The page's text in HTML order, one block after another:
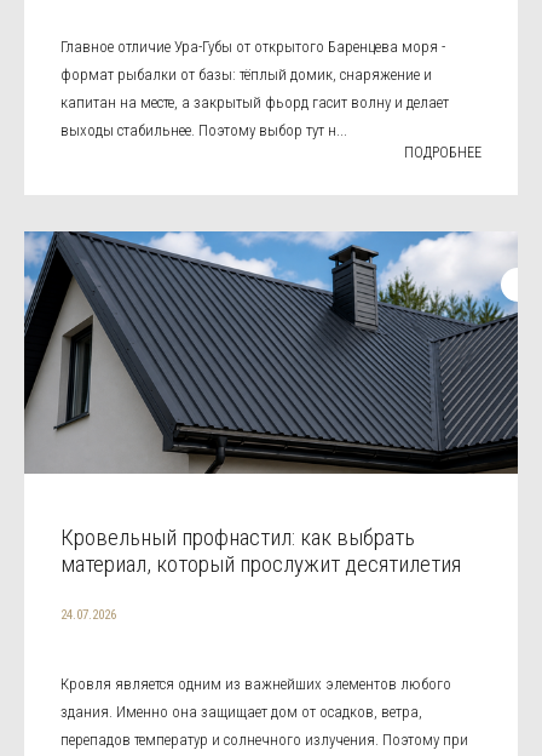
Главное отличие Ура-Губы от открытого Баренцева моря -
формат рыбалки от базы: тёплый домик, снаряжение и
капитан на месте, а закрытый фьорд гасит волну и делает
выходы стабильнее. Поэтому выбор тут н...
ПОДРОБНЕЕ
Кровельный профнастил: как выбрать
материал, который прослужит десятилетия
24.07.2026
Кровля является одним из важнейших элементов любого
здания. Именно она защищает дом от осадков, ветра,
перепадов температур и солнечного излучения. Поэтому при